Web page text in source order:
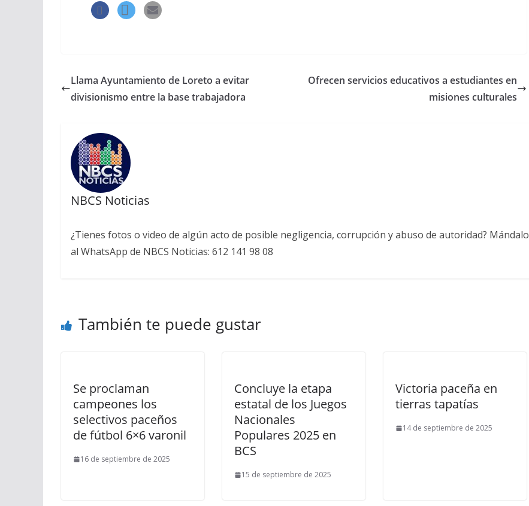
Llama Ayuntamiento de Loreto a evitar
divisionismo entre la base trabajadora
Ofrecen servicios educativos a estudiantes en
misiones culturales
NBCS Noticias
¿Tienes fotos o video de algún acto de posible negligencia, corrupción y abuso de autoridad? Mándalo
al WhatsApp de NBCS Noticias: 612 141 98 08
También te puede gustar
Se proclaman
campeones los
selectivos paceños
de fútbol 6×6 varonil
16 de septiembre de 2025
Concluye la etapa
estatal de los Juegos
Nacionales
Populares 2025 en
BCS
15 de septiembre de 2025
Victoria paceña en
tierras tapatías
14 de septiembre de 2025